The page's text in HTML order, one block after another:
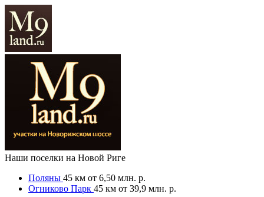
Наши поселки на Новой Риге
Поляны 45 км от 6,50 млн. р.
Огниково Парк 45 км от 39,9 млн. р.